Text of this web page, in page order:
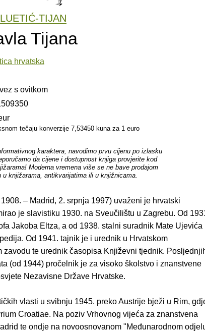
TIJAN
Tijana
hrvatska
s ovitkom
tečaju konverzije 7,53450 kuna za 1 euro
karaktera, navodimo prvu cijenu po izlasku
da cijene i dostupnost knjiga provjerite kod
Moderna vremena više se ne bave prodajom
u knjižarama, antikvarijatima ili u knjižnicama.
– Madrid, 2. srpnja 1997) uvaženi je hrvatski
je slavistiku 1930. na Sveučilištu u Zagrebu. Od
Jakoba Eltza, a od 1938. stalni suradnik Mate Ujevića
Od 1941. tajnik je i urednik u Hrvatskom
zavodu te urednik časopisa Književni tjednik.
(od 1944) pročelnik je za visoko školstvo i znanstvene
Nezavisne Države Hrvatske.
vlasti u svibnju 1945. preko Austrije bježi u Rim,
Croatiae. Na poziv Vrhovnog vijeća za znanstvena
te ondje na novoosnovanom "Međunarodnom